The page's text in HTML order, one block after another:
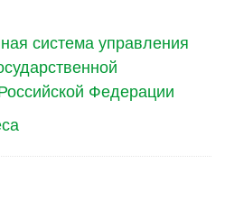
система управления
Федерации